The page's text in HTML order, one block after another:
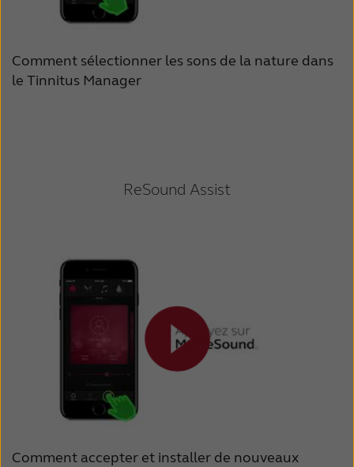
Comment sélectionner les sons de la nature dans
le Tinnitus Manager
ReSound Assist
Comment accepter et installer de nouveaux